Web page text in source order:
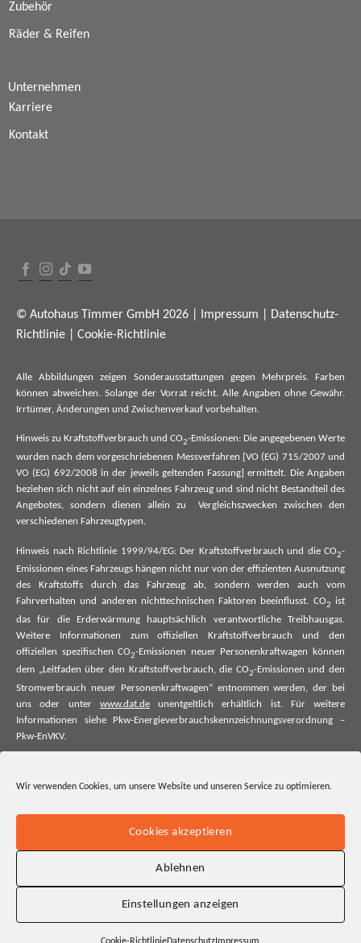
Wir verwenden Cookies, um unsere Website und unseren Service zu optimieren.
Cookies akzeptieren
Ablehnen
Einstellungen anzeigen
Zubehör
Räder & Reifen
Unternehmen
Karriere
Kontakt
© Autohaus Timmer GmbH 2026 | Impressum
Datenschutz-
Richtlinie
Cookie-Richtlinie
Alle Abbildungen zeigen Sonderausstattungen gegen Mehrpreis. Farben
können abweichen. Solange der Vorrat reicht. Alle Angaben ohne Gewähr.
Irrtümer, Änderungen und Zwischenverkauf vorbehalten.
Hinweis zu Kraftstoffverbrauch und CO2-Emissionen: Die angegebenen Werte
wurden nach dem vorgeschriebenen Messverfahren [VO (EG) 715/2007 und
VO (EG) 692/2008 in der jeweils geltenden Fassung] ermittelt. Die Angaben
beziehen sich nicht auf ein einzelnes Fahrzeug und sind nicht Bestandteil des
Angebotes, sondern dienen allein zu Vergleichszwecken zwischen den
verschiedenen Fahrzeugtypen.
Hinweis nach Richtlinie 1999/94/EG: Der Kraftstoffverbrauch und die CO2-
Emissionen eines Fahrzeugs hängen nicht nur von der effizienten Ausnutzung
des Kraftstoffs durch das Fahrzeug ab, sondern werden auch vom
Fahrverhalten und anderen nichttechnischen Faktoren beeinflusst. CO2
ist
das für die Erderwärmung hauptsächlich verantwortliche Treibhausgas.
Weitere Informationen zum offiziellen Kraftstoffverbrauch und den
offiziellen spezifischen CO2-Emissionen neuer Personenkraftwagen können
dem „Leitfaden über den Kraftstoffverbrauch, die CO2-Emissionen und den
Stromverbrauch neuer Personenkraftwagen“ entnommen werden, der bei
uns oder unter www.dat.deunentgeltlich erhältlich ist. Für weitere
Informationen siehe Pkw-Energieverbrauchskennzeichnungsverordnung –
Pkw-EnVKV.
offiziellen spezifischen CO₂-Emissionen und ggf. zum Stromverbrauch neuer
offiziellen spezifischen CO₂-Emissionen und den offiziellen Stromverbrauch
neuer Pkw entnommen werden. Dieser ist an allen Verkaufsstellen und bei
der Deutschen Automobil Treuhand GmbH unentgeltlich erhältlich, sowie